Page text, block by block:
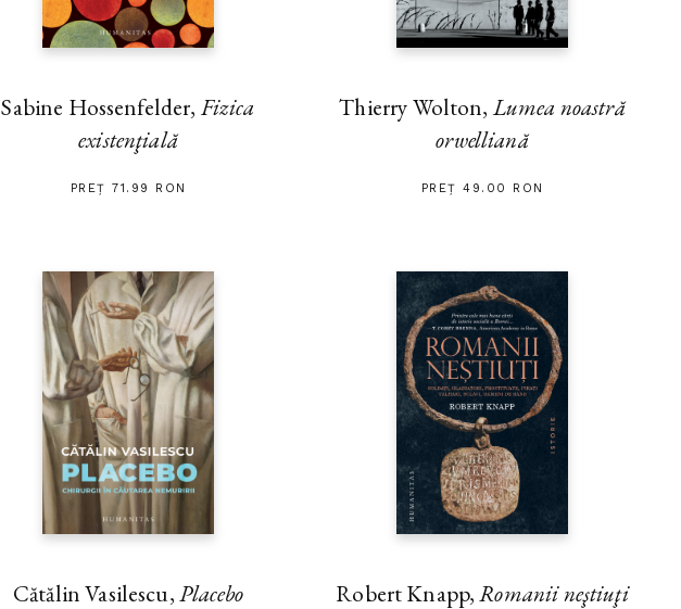
Sabine Hossenfelder, Fizica
existenţială
PREȚ 71.99 RON
Thierry Wolton,Lumea noastră
orwelliană
PREȚ 49.00 RON
Cătălin Vasilescu,Placebo Robert Knapp,Romanii neştiuţi